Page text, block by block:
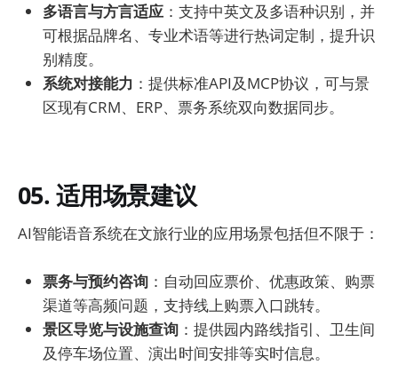
多语言与方言适应 ：支持中英文及多语种识别，并
可根据品牌名、专业术语等进行热词定制，提升识
别精度。
系统对接能力 ：提供标准API及MCP协议，可与景
区现有CRM、ERP、票务系统双向数据同步。
05. 适用场景建议
AI智能语音系统在文旅行业的应用场景包括但不限于：
票务与预约咨询 ：自动回应票价、优惠政策、购票
渠道等高频问题，支持线上购票入口跳转。
景区导览与设施查询 ：提供园内路线指引、卫生间
及停车场位置、演出时间安排等实时信息。